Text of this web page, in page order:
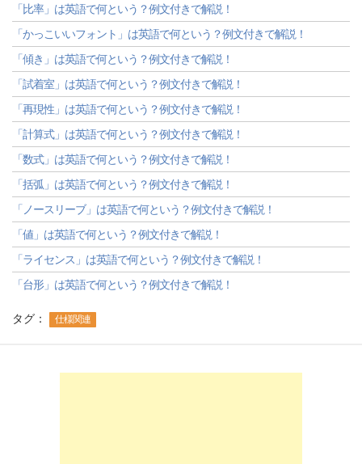
「比率」は英語で何という？例文付きで解説！
「かっこいいフォント」は英語で何という？例文付きで解説！
「傾き」は英語で何という？例文付きで解説！
「試着室」は英語で何という？例文付きで解説！
「再現性」は英語で何という？例文付きで解説！
「計算式」は英語で何という？例文付きで解説！
「数式」は英語で何という？例文付きで解説！
「括弧」は英語で何という？例文付きで解説！
「ノースリーブ」は英語で何という？例文付きで解説！
「値」は英語で何という？例文付きで解説！
「ライセンス」は英語で何という？例文付きで解説！
「台形」は英語で何という？例文付きで解説！
タグ： 仕様関連